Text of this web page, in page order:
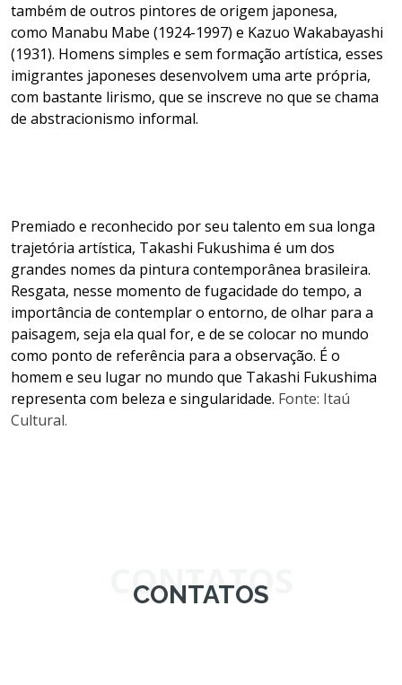
também de outros pintores de origem japonesa,
como Manabu Mabe (1924-1997) e Kazuo Wakabayashi
(1931). Homens simples e sem formação artística, esses
imigrantes japoneses desenvolvem uma arte própria,
com bastante lirismo, que se inscreve no que se chama
de abstracionismo informal.
Premiado e reconhecido por seu talento em sua longa
trajetória artística, Takashi Fukushima é um dos
grandes nomes da pintura contemporânea brasileira.
Resgata, nesse momento de fugacidade do tempo, a
importância de contemplar o entorno, de olhar para a
paisagem, seja ela qual for, e de se colocar no mundo
como ponto de referência para a observação. É o
homem e seu lugar no mundo que Takashi Fukushima
representa com beleza e singularidade. Fonte: Itaú
Cultural.
CONTATOS
CONTATOS